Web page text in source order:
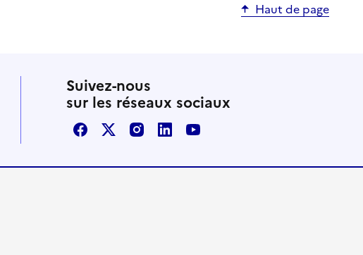
Haut de page
Suivez-nous
sur les réseaux sociaux
FacebookX / TwitterInstagram
LinkedInYoutube